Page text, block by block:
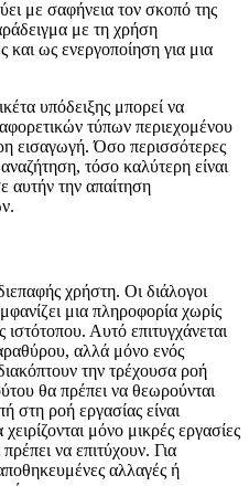
κειμένου εάν δεν υπάρχει
με σαφήνεια τον σκοπό της
ως ενεργοποίηση για μια
υπόδειξης μπορεί να
τύπων περιεχομένου
εισαγωγή. Όσο περισσότερες
την απαίτηση
χρήστη. Οι διάλογοι
μια πληροφορία χωρίς
Αυτό επιτυγχάνεται
αλλά μόνο ενός
την τρέχουσα ροή
θα πρέπει να θεωρούνται
στη ροή εργασίας είναι